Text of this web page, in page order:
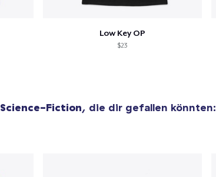
Low Key OP
$23
Science-Fiction, die dir gefallen könnten: